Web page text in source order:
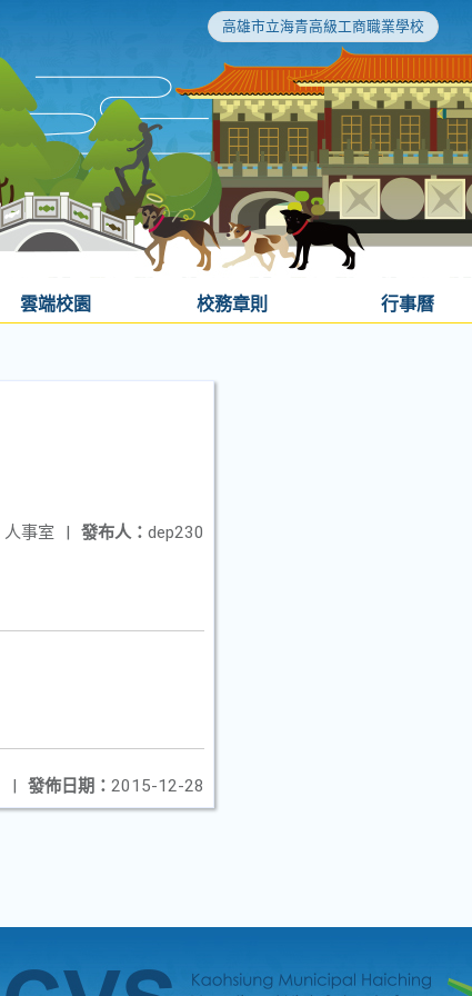
高雄市立海青高級工商職業學校
雲端校園 校務章則 行事曆
發布人： dep230
人事室 |
發佈日期： 2015-12-28
|